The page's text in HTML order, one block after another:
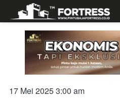
17 Mei 2025 3:00 am